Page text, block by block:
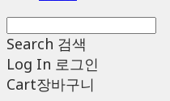
Search 검색
Log In 로그인
Cart장바구니